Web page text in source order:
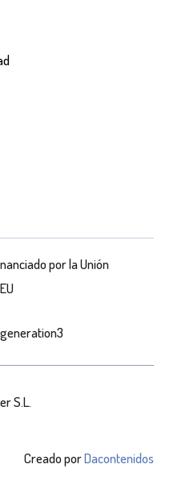
por la Unión
S.L.
Creado porDacontenidos